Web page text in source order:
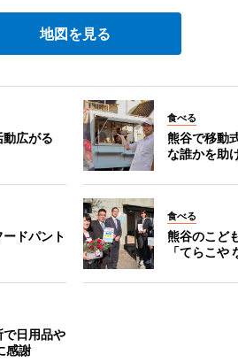
地図を見る
広がる
食べる
熊谷で移動
な誰かを助
ドパント
食べる
熊谷のこど
「てらこや
で日用品や
感謝